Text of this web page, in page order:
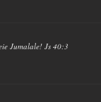
Jumalale! Js 40:3